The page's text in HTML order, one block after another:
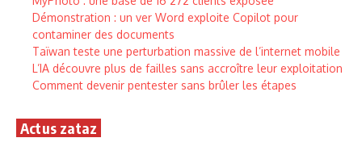
Démonstration : un ver Word exploite Copilot pour
contaminer des documents
Taïwan teste une perturbation massive de l’internet mobile
L’IA découvre plus de failles sans accroître leur exploitation
Comment devenir pentester sans brûler les étapes
Actus zataz